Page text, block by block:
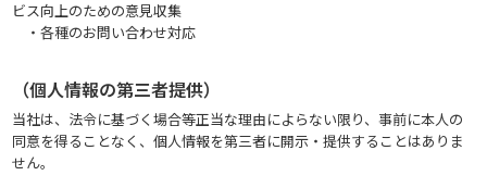
ビス向上のための意見収集
・各種のお問い合わせ対応
（個人情報の第三者提供）
当社は、法令に基づく場合等正当な理由によらない限り、事前に本人の
同意を得ることなく、個人情報を第三者に開示・提供することはありま
せん。